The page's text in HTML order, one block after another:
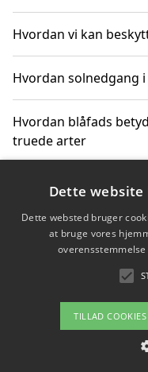
Hvordan vi kan
Hvordan solnedgang
Hvordan blåfads
truede arter
Hvordan kan gaver
Om /
Dette website
Dette websted bruger
at bruge vores
TILLAD COOKIES